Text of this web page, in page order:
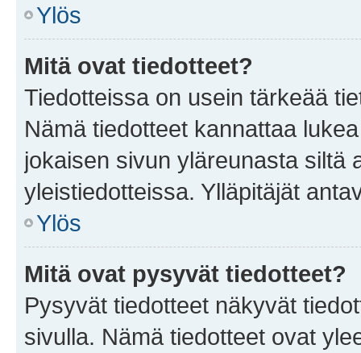
Ylös
Mitä ovat tiedotteet?
Tiedotteissa on usein tärkeää
Nämä tiedotteet kannattaa
jokaisen sivun yläreunasta siltä
yleistiedotteissa. Ylläpitäjät
Ylös
Mitä ovat pysyvät tiedotteet?
Pysyvät tiedotteet näkyvät
sivulla. Nämä tiedotteet ovat